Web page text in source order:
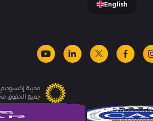
English
instagram
facebook
x
linkedin
youtube
مدينة
جميع الحقوق